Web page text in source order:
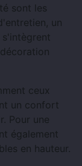
sont les
un
ceux
un confort
Pour une
également
en hauteur.